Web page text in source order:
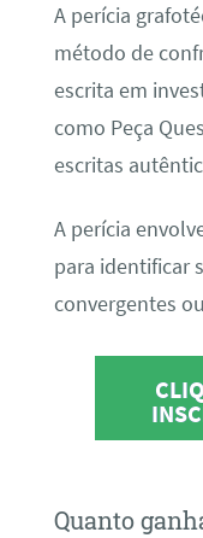
A perícia
método de
escrita em
como Peça
escritas
A perícia
para identificar
convergentes
Quanto